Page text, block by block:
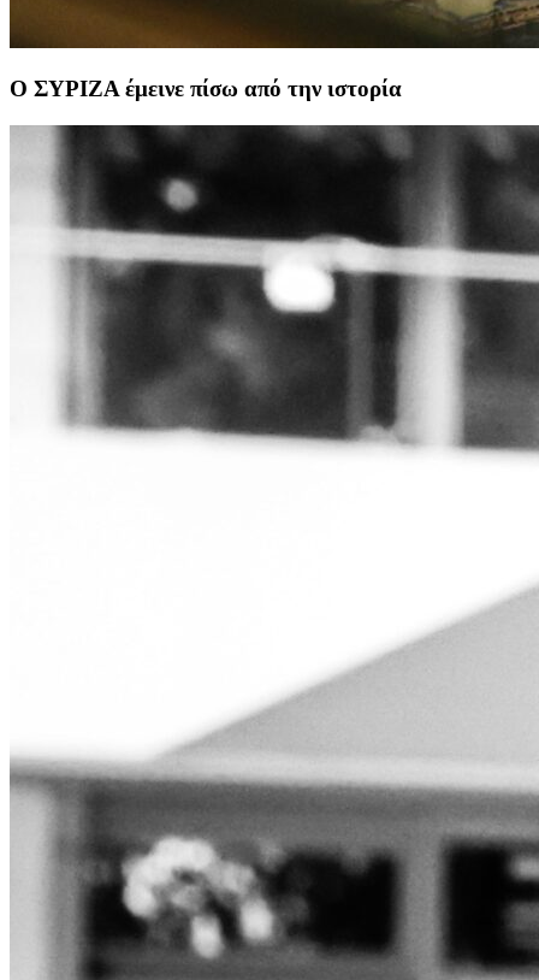
Ο ΣΥΡΙΖΑ έμεινε πίσω από την ιστορία